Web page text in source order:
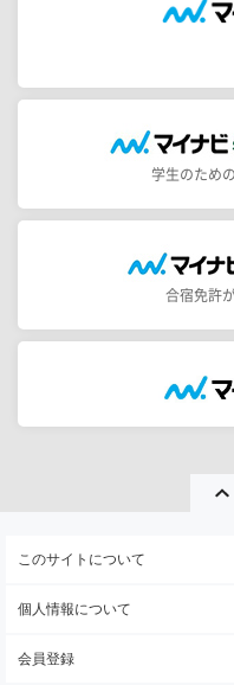
学生のため
合宿免許
このサイトについて
個人情報について
会員登録